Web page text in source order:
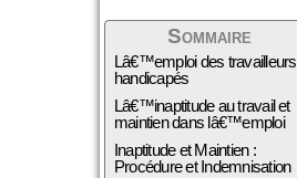
Sommaire
Lâ€™emploi des travailleurs
handicapés
Lâ€™inaptitude au travail et
maintien dans lâ€™emploi
Inaptitude et Maintien :
Procédure et Indemnisation